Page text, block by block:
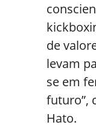
de
levam
se em
futuro”,
Hato.